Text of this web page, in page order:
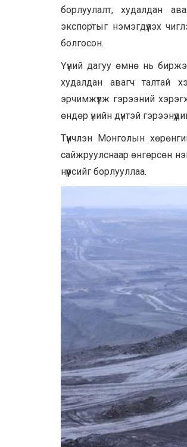
борлуулалт, худалдан
экспортыг нэмэгдүүлэх
болгосон.
Үүний дагуу өмнө нь
худалдан авагч талтай
эрчимжүүлж гэрээний
өндөр үнийн дүнтэй
Түүнчлэн Монголын
сайжруулснаар өнгөрсөн
нүүрсийг борлууллаа.